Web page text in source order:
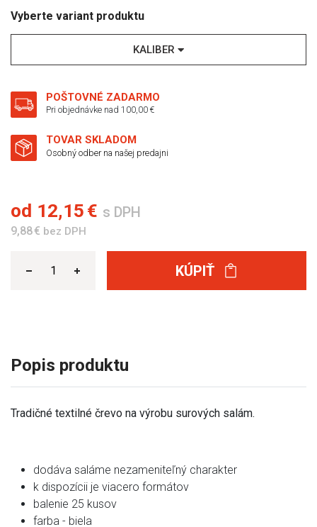
Vyberte variant produktu
KALIBER
POŠTOVNÉ ZADARMO
Pri objednávke nad 100,00 €
TOVAR SKLADOM
Osobný odber na našej predajni
od 12,15 € s DPH
9,88 € bez DPH
KÚPIŤ
Popis produktu
Tradičné textilné črevo na výrobu surových salám.
dodáva saláme nezameniteľný charakter
k dispozícii je viacero formátov
balenie 25 kusov
farba - biela